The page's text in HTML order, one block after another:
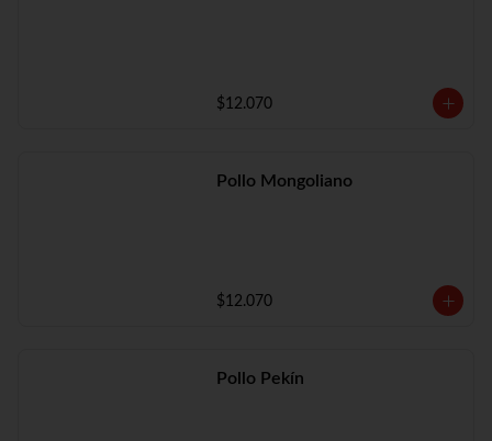
$12.070
Pollo Mongoliano
$12.070
Pollo Pekín